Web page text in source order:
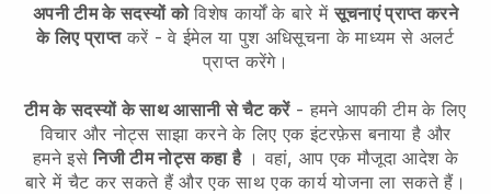
अपनी टीम के सदस्यों कोविशेष कार्यों के बारे मेंसूचनाएं प्राप्त करने
के लिए प्राप्तकरें - वे ईमेल या पुश अधिसूचना के माध्यम से अलर्ट
प्राप्त करेंगे।
टीम के सदस्यों के साथ आसानी से चैट करें- हमने आपकी टीम के लिए
विचार और नोट्स साझा करने के लिए एक इंटरफ़ेस बनाया है और
हमने इसेनिजी टीम नोट्स कहा है। वहां, आप एक मौजूदा आदेश के
बारे में चैट कर सकते हैं और एक साथ एक कार्य योजना ला सकते हैं।